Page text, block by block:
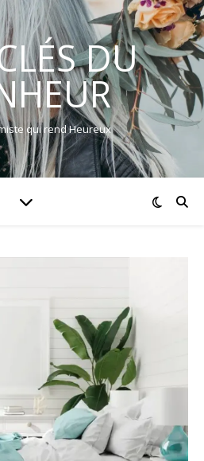
DU
qui rend Heureux